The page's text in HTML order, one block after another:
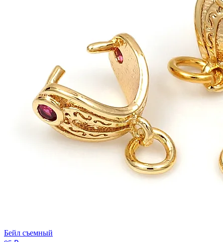
Бейл съемный